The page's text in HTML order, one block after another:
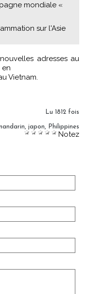
mondiale «
sur l'Asie
en
Vietnam.
Lu 1812 fois
, japon, Philippines
Notez